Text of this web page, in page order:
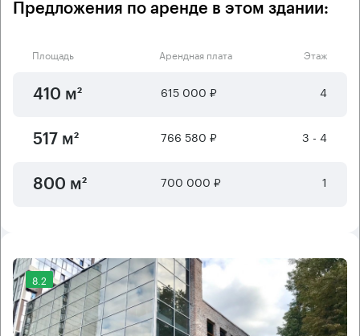
Предложения по аренде в этом здании:
Площадь Арендная плата Этаж
410 м² 615 000 ₽ 4
517 м² 766 580 ₽ 3 - 4
800 м² 700 000 ₽ 1
8.2